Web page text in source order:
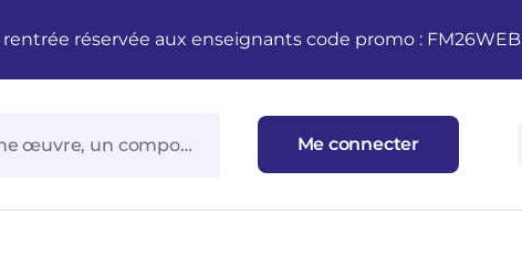
réservée aux enseignants code promo : FM26WEB
Me connecter